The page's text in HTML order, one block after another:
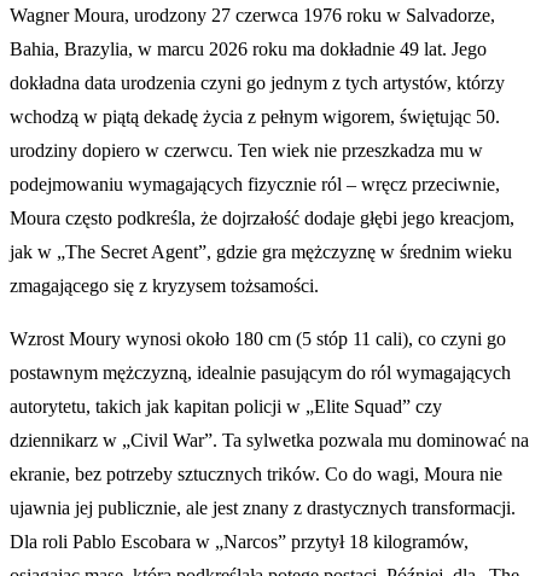
Wagner Moura, urodzony 27 czerwca 1976 roku w Salvadorze,
Bahia, Brazylia, w marcu 2026 roku ma dokładnie 49 lat. Jego
dokładna data urodzenia czyni go jednym z tych artystów, którzy
wchodzą w piątą dekadę życia z pełnym wigorem, świętując 50.
urodziny dopiero w czerwcu. Ten wiek nie przeszkadza mu w
podejmowaniu wymagających fizycznie ról – wręcz przeciwnie,
Moura często podkreśla, że dojrzałość dodaje głębi jego kreacjom,
jak w „The Secret Agent”, gdzie gra mężczyznę w średnim wieku
zmagającego się z kryzysem tożsamości.
Wzrost Moury wynosi około 180 cm (5 stóp 11 cali), co czyni go
postawnym mężczyzną, idealnie pasującym do ról wymagających
autorytetu, takich jak kapitan policji w „Elite Squad” czy
dziennikarz w „Civil War”. Ta sylwetka pozwala mu dominować na
ekranie, bez potrzeby sztucznych trików. Co do wagi, Moura nie
ujawnia jej publicznie, ale jest znany z drastycznych transformacji.
Dla roli Pablo Escobara w „Narcos” przytył 18 kilogramów,